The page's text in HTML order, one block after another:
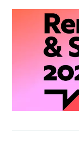
sur vos écrans.